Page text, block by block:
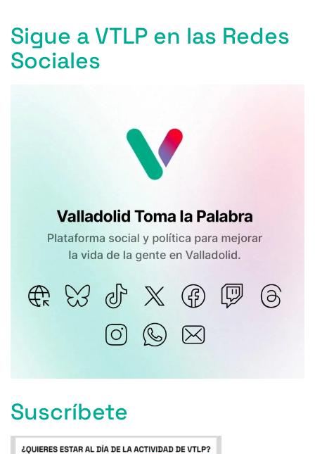
Sigue a VTLP en las Redes
Sociales
Suscríbete